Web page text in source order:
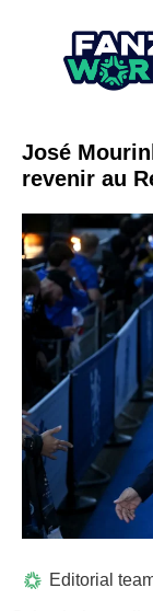
José
revenir au
Editorial